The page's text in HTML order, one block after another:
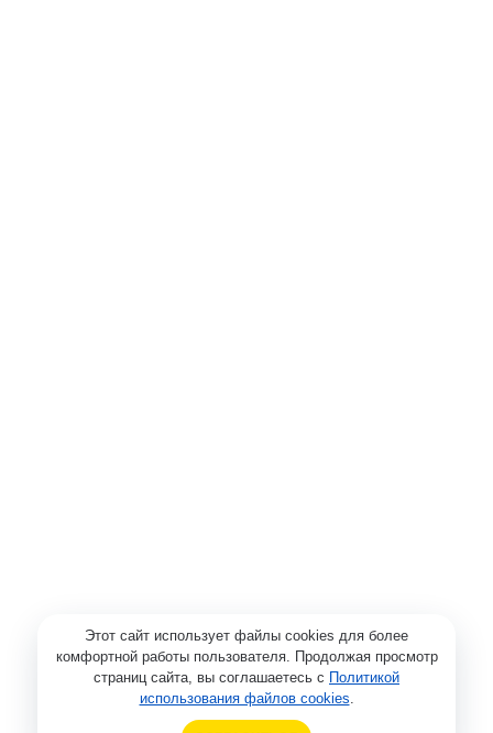
Этот сайт использует файлы cookies для более
комфортной работы пользователя. Продолжая просмотр
страниц сайта, вы соглашаетесь с Политикой
использования файлов cookies.